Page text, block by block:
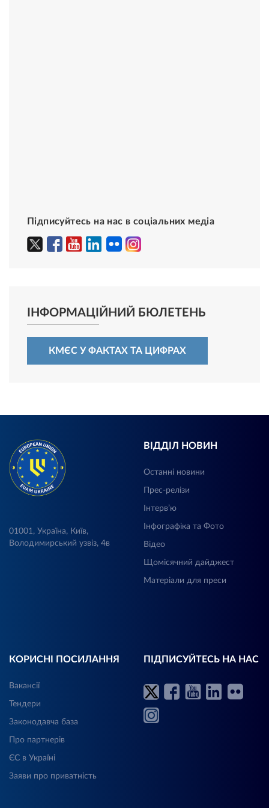
Підписуйтесь на нас в соціальних медіа
ІНФОРМАЦІЙНИЙ БЮЛЕТЕНЬ
КМЄС У ФАКТАХ ТА ЦИФРАХ
01001, Україна, Київ,
Володимирський узвіз, 4в
ВІДДІЛ НОВИН
Останні новини
Прес-релізи
Інтерв’ю
Інфографіка та Фото
Відео
Щомісячний дайджест
Матеріали для преси
КОРИСНІ ПОСИЛАННЯ
Вакансії
Тендери
Законодавча база
Про партнерів
ЄС в Україні
Заяви про приватність
ПІДПИСУЙТЕСЬ НА НАС